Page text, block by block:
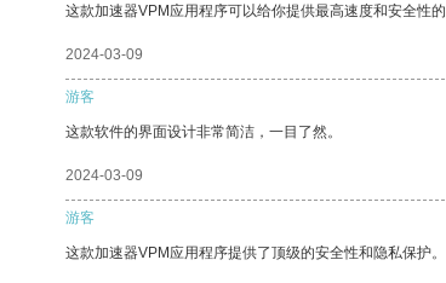
这款加速器VPM应用程序可以给你提供最高速度和安全性
2024-03-09
游客
这款软件的界面设计非常简洁，一目了然。
2024-03-09
游客
这款加速器VPM应用程序提供了顶级的安全性和隐私保护。